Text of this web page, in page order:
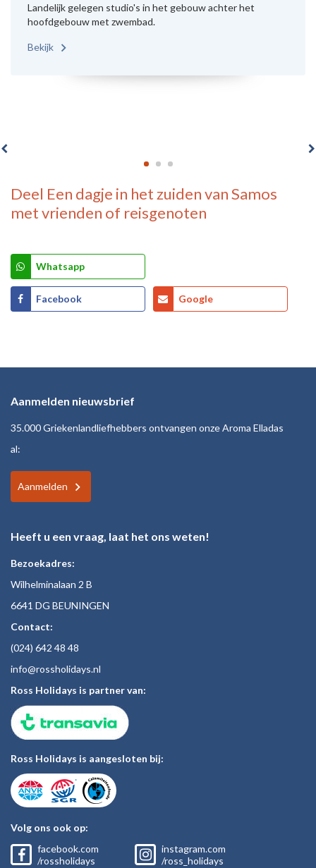
Landelijk gelegen studio's in het gebouw achter het
hoofdgebouw met zwembad.
Bekijk
Deel Een dagje in het zuiden van Samos
met vrienden of reisgenoten
Whatsapp
Facebook Google
Aanmelden nieuwsbrief
35.000 Griekenlandliefhebbers ontvangen onze Aroma Elladas
al:
Aanmelden
Heeft u een vraag, laat het ons weten!
Bezoekadres:
Wilhelminalaan 2 B
6641 DG BEUNINGEN
Contact:
(024) 642 48 48
info@rossholidays.nl
Ross Holidays is partner van:
Ross Holidays is aangesloten bij:
Volg ons ook op:
facebook.com
/rossholidays
instagram.com
/ross_holidays